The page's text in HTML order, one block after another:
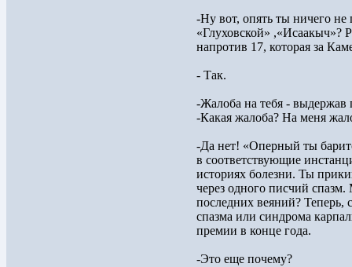
-Ну вот, опять ты ничего не
«Глуховской» ,«Исаакыч»?
напротив 17, которая за
- Так.
-Жалоба на тебя - выдержав
-Какая жалоба? На меня
-Да нет! «Оперный ты
в соответствующие
историях болезни. Ты
через одного писчий
последних веяний? Теперь,
спазма или синдрома
премии в конце года.
-Это еще почему?